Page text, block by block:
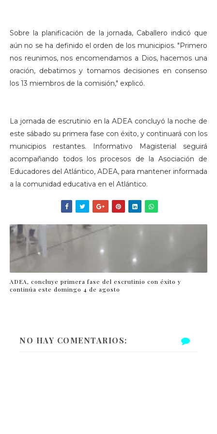
Sobre la planificación de la jornada, Caballero indicó que
aún no se ha definido el orden de los municipios. "Primero
nos reunimos, nos encomendamos a Dios, hacemos una
oración, debatimos y tomamos decisiones en consenso
los 13 miembros de la comisión," explicó.
La jornada de escrutinio en la ADEA concluyó la noche de
este sábado su primera fase con éxito, y continuará con los
municipios restantes. Informativo Magisterial seguirá
acompañando todos los procesos de la Asociación de
Educadores del Atlántico, ADEA, para mantener informada
a la comunidad educativa en el Atlántico.
ADEA, concluye primera fase del escrutinio con éxito y
continúa este domingo 4 de agosto
NO HAY COMENTARIOS: